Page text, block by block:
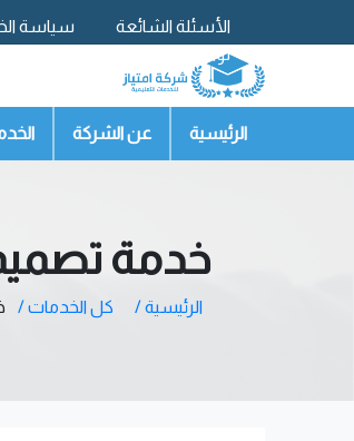
الأسئلة الشائعة سياسة
تواصل معنا
الرئيسية عن الشركة
خدمة
الرئيسية / كل الخدمات /